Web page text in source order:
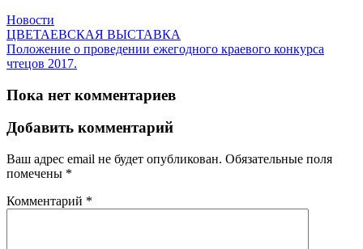
Новости
ЦВЕТАЕВСКАЯ ВЫСТАВКА
Положение о проведении ежегодного краевого конкурса
чтецов 2017.
Пока нет комментариев
Добавить комментарий
Ваш адрес email не будет опубликован. Обязательные поля
помечены *
Комментарий *